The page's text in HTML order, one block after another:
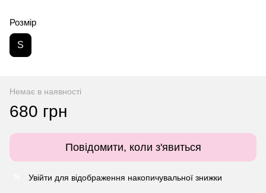
Розмір
S
Немає в наявності
680 грн
Повідомити, коли з'явиться
Увійти для відображення накопичувальної знижки